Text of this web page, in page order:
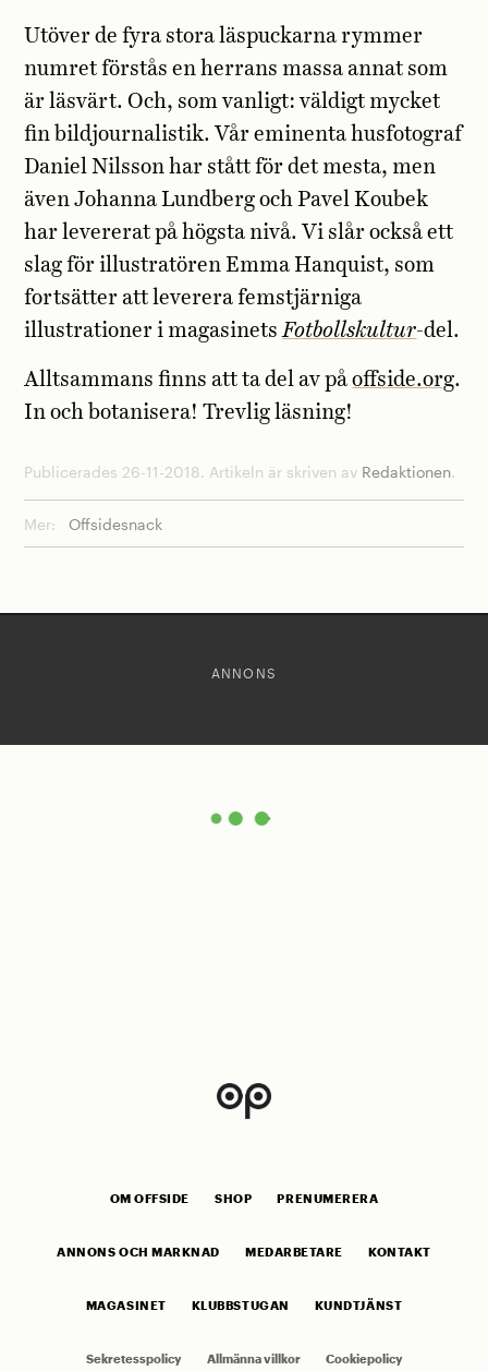
Utöver de fyra stora läspuckarna rymmer
numret förstås en herrans massa annat som
är läsvärt. Och, som vanligt: väldigt mycket
fin bildjournalistik. Vår eminenta husfotograf
Daniel Nilsson har stått för det mesta, men
även Johanna Lundberg och Pavel Koubek
har levererat på högsta nivå. Vi slår också ett
slag för illustratören Emma Hanquist, som
fortsätter att leverera femstjärniga
illustrationer i magasinetsFotbollskultur-del.
Alltsammans finns att ta del av påoffside.org.
In och botanisera! Trevlig läsning!
Publicerades 26-11-2018. Artikeln är skriven av Redaktionen.
Mer: Offsidesnack
ANNONS
OM OFFSIDE SHOP PRENUMERERA
ANNONS OCH MARKNAD MEDARBETARE KONTAKT
MAGASINET KLUBBSTUGAN KUNDTJÄNST
Sekretesspolicy Allmänna villkor Cookiepolicy